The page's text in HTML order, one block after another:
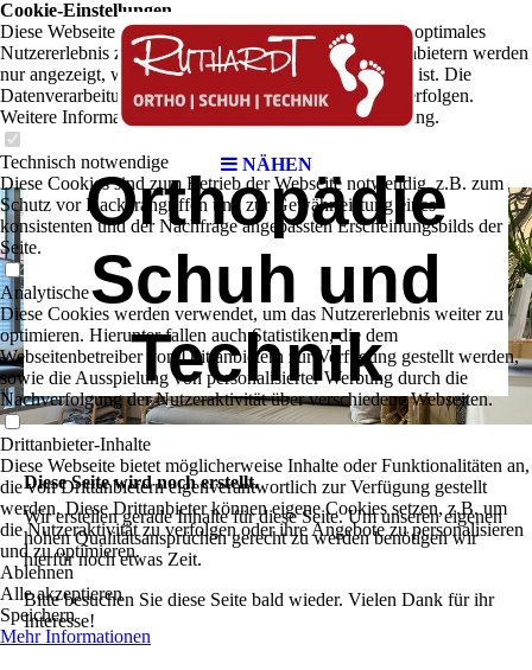
NÄHEN
Orthopädie
Schuh und
Technik
Diese Seite wird noch erstellt.
Wir erstellen gerade Inhalte für diese Seite. Um unseren eigenen
hohen Qualitätsansprüchen gerecht zu werden benötigen wir
hierfür noch etwas Zeit.
Bitte besuchen Sie diese Seite bald wieder. Vielen Dank für ihr
Interesse!
Cookie-Einstellungen
Diese Webseite verwendet Cookies, um Besuchern ein optimales
Nutzererlebnis zu bieten. Bestimmte Inhalte von Drittanbietern werden
nur angezeigt, wenn die entsprechende Option aktiviert ist. Die
Datenverarbeitung kann dann auch in einem Drittland erfolgen.
Weitere Informationen hierzu in der Datenschutzerklärung.
Technisch notwendige
Diese Cookies sind zum Betrieb der Webseite notwendig, z.B. zum
Schutz vor Hackerangriffen und zur Gewährleistung eines
konsistenten und der Nachfrage angepassten Erscheinungsbilds der
Seite.
Analytische
Diese Cookies werden verwendet, um das Nutzererlebnis weiter zu
optimieren. Hierunter fallen auch Statistiken, die dem
Webseitenbetreiber von Drittanbietern zur Verfügung gestellt werden,
sowie die Ausspielung von personalisierter Werbung durch die
Nachverfolgung der Nutzeraktivität über verschiedene Webseiten.
Drittanbieter-Inhalte
Diese Webseite bietet möglicherweise Inhalte oder Funktionalitäten an,
die von Drittanbietern eigenverantwortlich zur Verfügung gestellt
werden. Diese Drittanbieter können eigene Cookies setzen, z.B. um
die Nutzeraktivität zu verfolgen oder ihre Angebote zu personalisieren
und zu optimieren.
Ablehnen
Alle akzeptieren
Speichern
Mehr Informationen